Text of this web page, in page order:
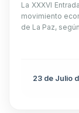
La XXXVI
movimiento
de La Paz,
23 de Julio